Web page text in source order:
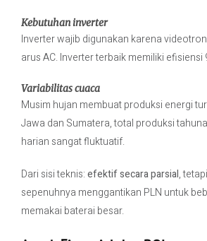
Kebutuhan inverter
Inverter wajib digunakan karena
arus AC. Inverter terbaik memiliki efisiensi
Variabilitas cuaca
Musim hujan membuat produksi energi
Jawa dan Sumatera, total produksi
harian sangat fluktuatif.
Dari sisi teknis:efektif secara parsial,
sepenuhnya menggantikan PLN untuk
memakai baterai besar.